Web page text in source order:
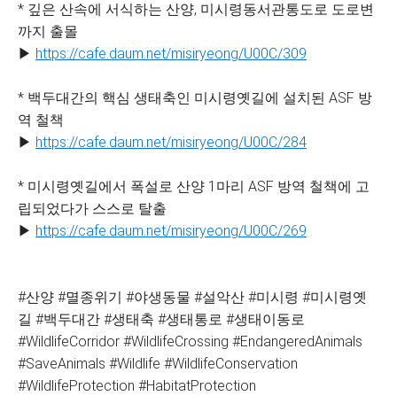
* 깊은 산속에 서식하는 산양, 미시령동서관통도로 도로변
까지 출몰
▶ https://cafe.daum.net/misiryeong/U00C/309
* 백두대간의 핵심 생태축인 미시령옛길에 설치된 ASF 방
역 철책
▶ https://cafe.daum.net/misiryeong/U00C/284
* 미시령옛길에서 폭설로 산양 1마리 ASF 방역 철책에 고
립되었다가 스스로 탈출
▶ https://cafe.daum.net/misiryeong/U00C/269
#산양 #멸종위기 #야생동물 #설악산 #미시령 #미시령옛
길 #백두대간 #생태축 #생태통로 #생태이동로
#WildlifeCorridor #WildlifeCrossing #EndangeredAnimals
#SaveAnimals #Wildlife #WildlifeConservation
#WildlifeProtection #HabitatProtection